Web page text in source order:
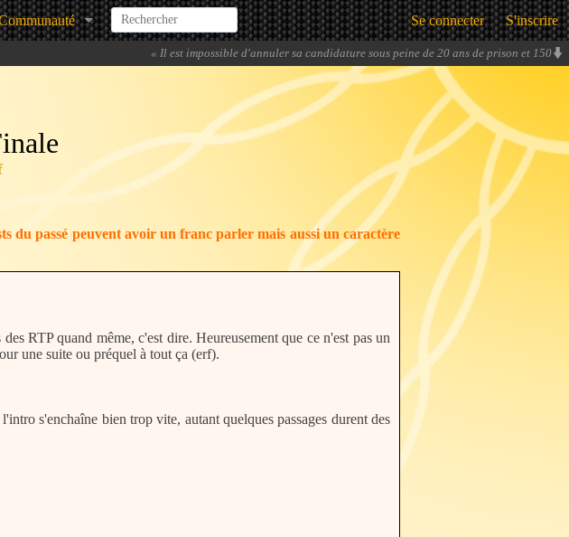
Se connecter S'inscrire
« Il est impossible d'annuler sa candidature sous peine de 20 ans de prison et 150
000euros d'amende. Mais c'est toi qui vois !» -Parkko
du passé peuvent avoir un franc parler mais aussi un caractère
RTP quand même, c'est dire. Heureusement que ce n'est pas un
une suite ou préquel à tout ça (erf).
s'enchaîne bien trop vite, autant quelques passages durent des